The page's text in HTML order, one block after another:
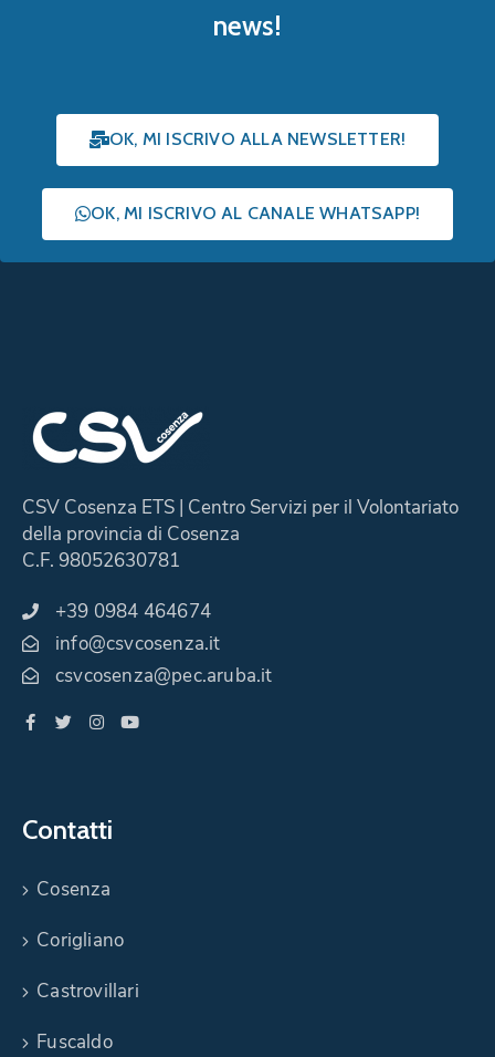
news!
OK, MI ISCRIVO ALLA NEWSLETTER!
OK, MI ISCRIVO AL CANALE WHATSAPP!
CSV Cosenza ETS | Centro Servizi per il Volontariato
della provincia di Cosenza
C.F. 98052630781
+39 0984 464674
info@csvcosenza.it
csvcosenza@pec.aruba.it
Contatti
Cosenza
Corigliano
Castrovillari
Fuscaldo